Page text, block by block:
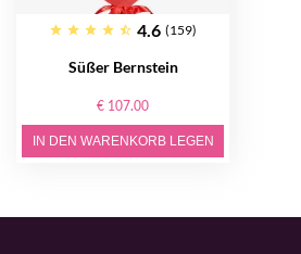
4.6 (159)
Süßer Bernstein
€ 107.00
IN DEN WARENKORB LEGEN